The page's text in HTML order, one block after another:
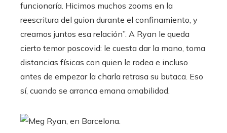
funcionaría. Hicimos muchos zooms en la
reescritura del guion durante el confinamiento, y
creamos juntos esa relación”. A Ryan le queda
cierto temor poscovid: le cuesta dar la mano, toma
distancias físicas con quien le rodea e incluso
antes de empezar la charla retrasa su butaca. Eso
sí, cuando se arranca emana amabilidad.